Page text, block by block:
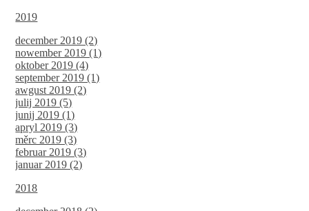
2019
december 2019 (2)
nowember 2019 (1)
oktober 2019 (4)
september 2019 (1)
awgust 2019 (2)
julij 2019 (5)
junij 2019 (1)
apryl 2019 (3)
měrc 2019 (3)
februar 2019 (3)
januar 2019 (2)
2018